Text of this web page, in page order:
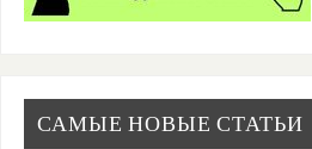
САМЫЕ НОВЫЕ СТАТЬИ